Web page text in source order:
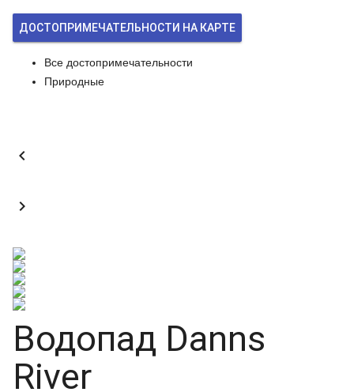
ДОСТОПРИМЕЧАТЕЛЬНОСТИ НА КАРТЕ
Все достопримечательности
Природные


Водопад Danns
River